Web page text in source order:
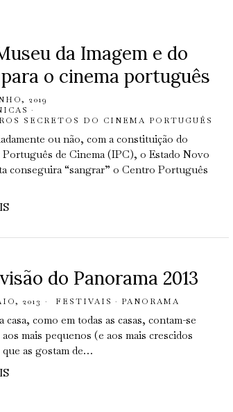
da Imagem e do
o cinema português
2019
·
SECRETOS DO CINEMA PORTUGUÊS
ou não, com a constituição do
de Cinema (IPC), o Estado Novo
conseguira “sangrar” o Centro Português
do Panorama 2013
2013 FESTIVAIS · PANORAMA
casa, como em todas as casas, contam-se
mais pequenos (e aos mais crescidos
que as gostam de…